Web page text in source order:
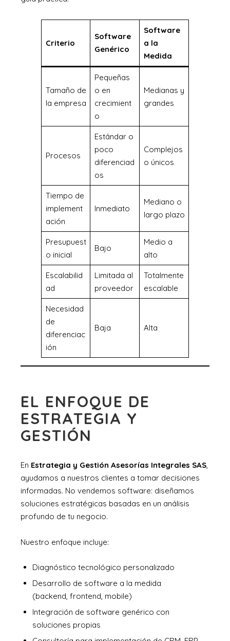
Criterio
Software
Genérico
Software
a la
Medida
Tamaño de
la empresa
Pequeñas
o en
crecimient
o
Medianas y
grandes
Procesos
Estándar o
poco
diferenciad
os
Complejos
o únicos
Tiempo de
implement
ación
Inmediato
Mediano o
largo plazo
Presupuest
o inicial
Bajo
Medio a
alto
Escalabilid
ad
Limitada al
proveedor
Totalmente
escalable
Necesidad
de
diferenciac
ión
Baja Alta
EL ENFOQUE DE
ESTRATEGIA Y
GESTIÓN
En Estrategia y Gestión Asesorías Integrales SAS
ayudamos a nuestros clientes a tomar decisiones
informadas. No vendemos software: diseñamos
soluciones estratégicas basadas en un análisis
profundo de tu negocio.
Nuestro enfoque incluye:
Diagnóstico tecnológico personalizado
Desarrollo de software a la medida
(backend, frontend, mobile)
Integración de software genérico con
soluciones propias